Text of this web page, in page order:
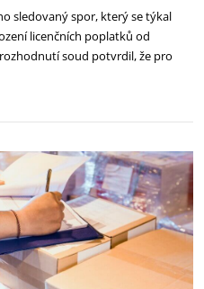
sledovaný spor, který se týkal
licenčních poplatků od
soud potvrdil, že pro